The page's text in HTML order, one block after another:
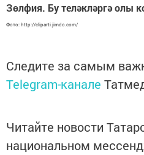
Зөлфия. Бу теләкләргә олы
Фото: http://cliparti.jimdo.com/
Следите за самым
Telegram-канале
Читайте новости
национальном